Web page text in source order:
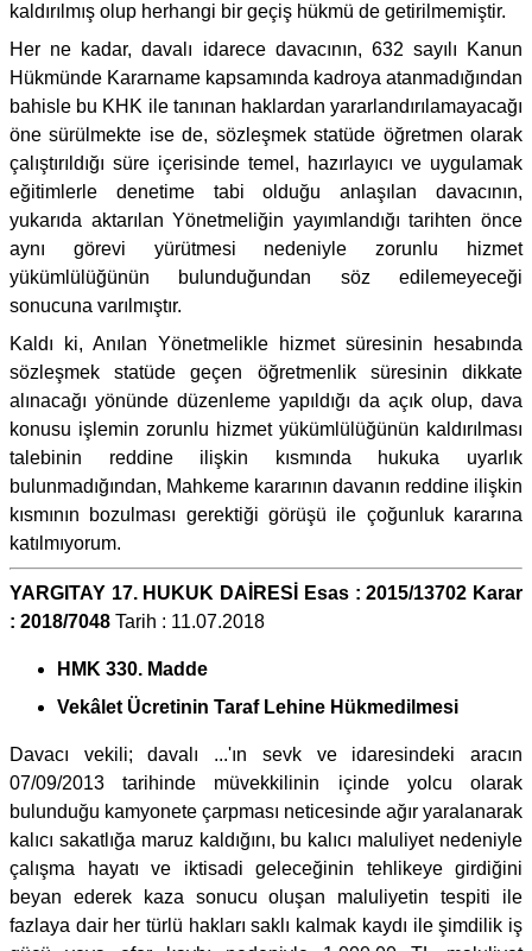
kaldırılmış olup herhangi bir geçiş hükmü de getirilmemiştir.
Her ne kadar, davalı idarece davacının, 632 sayılı Kanun
Hükmünde Kararname kapsamında kadroya atanmadığından
bahisle bu KHK ile tanınan haklardan yararlandırılamayacağı
öne sürülmekte ise de, sözleşmek statüde öğretmen olarak
çalıştırıldığı süre içerisinde temel, hazırlayıcı ve uygulamak
eğitimlerle denetime tabi olduğu anlaşılan davacının,
yukarıda aktarılan Yönetmeliğin yayımlandığı tarihten önce
aynı görevi yürütmesi nedeniyle zorunlu hizmet
yükümlülüğünün bulunduğundan söz edilemeyeceği
sonucuna varılmıştır.
Kaldı ki, Anılan Yönetmelikle hizmet süresinin hesabında
sözleşmek statüde geçen öğretmenlik süresinin dikkate
alınacağı yönünde düzenleme yapıldığı da açık olup, dava
konusu işlemin zorunlu hizmet yükümlülüğünün kaldırılması
talebinin reddine ilişkin kısmında hukuka uyarlık
bulunmadığından, Mahkeme kararının davanın reddine ilişkin
kısmının bozulması gerektiği görüşü ile çoğunluk kararına
katılmıyorum.
YARGITAY 17. HUKUK DAİRESİ Esas : 2015/13702 Karar
: 2018/7048 Tarih : 11.07.2018
HMK 330. Madde
Vekâlet Ücretinin Taraf Lehine Hükmedilmesi
Davacı vekili; davalı ...'ın sevk ve idaresindeki aracın
07/09/2013 tarihinde müvekkilinin içinde yolcu olarak
bulunduğu kamyonete çarpması neticesinde ağır yaralanarak
kalıcı sakatlığa maruz kaldığını, bu kalıcı maluliyet nedeniyle
çalışma hayatı ve iktisadi geleceğinin tehlikeye girdiğini
beyan ederek kaza sonucu oluşan maluliyetin tespiti ile
fazlaya dair her türlü hakları saklı kalmak kaydı ile şimdilik iş